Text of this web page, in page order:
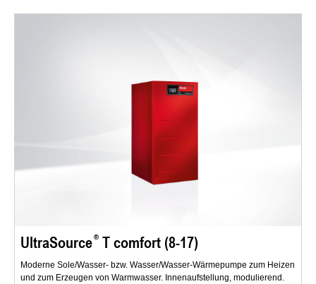
UltraSource T comfort (8-17)
Moderne Sole/Wasser- bzw. Wasser/Wasser-Wärmepumpe zum Heizen
und zum Erzeugen von Warmwasser. Innenaufstellung, modulierend.